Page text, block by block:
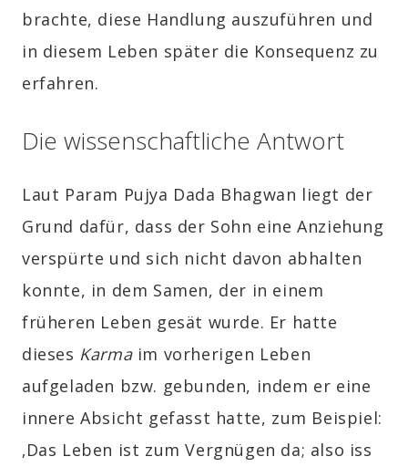
brachte, diese Handlung auszuführen und
in diesem Leben später die Konsequenz zu
erfahren.
Die wissenschaftliche Antwort
Laut Param Pujya Dada Bhagwan liegt der
Grund dafür, dass der Sohn eine Anziehung
verspürte und sich nicht davon abhalten
konnte, in dem Samen, der in einem
früheren Leben gesät wurde. Er hatte
dieses Karmaim vorherigen Leben
aufgeladen bzw. gebunden, indem er eine
innere Absicht gefasst hatte, zum Beispiel:
‚Das Leben ist zum Vergnügen da; also iss